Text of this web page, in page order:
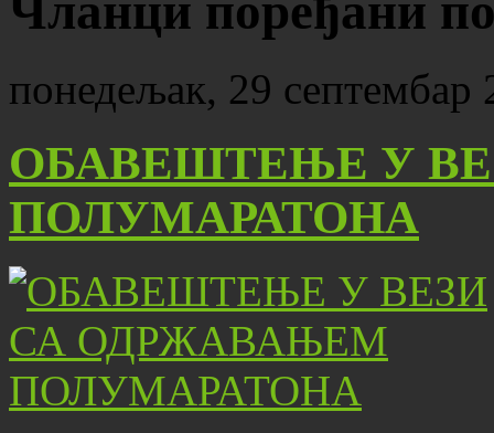
понедељак, 29 септембар
ОБАВЕШТЕЊЕ У
ПОЛУМАРАТОНА